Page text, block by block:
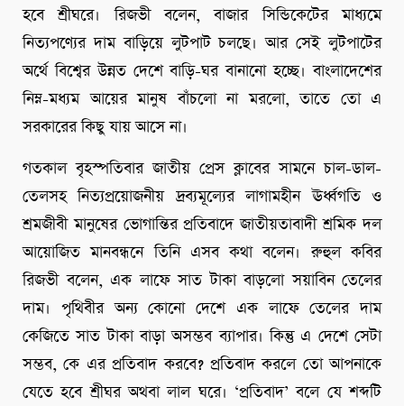
হবে শ্রীঘরে। রিজভী বলেন, বাজার সিন্ডিকেটের মাধ্যমে
নিত্যপণ্যের দাম বাড়িয়ে লুটপাট চলছে। আর সেই লুটপাটের
অর্থে বিশ্বের উন্নত দেশে বাড়ি-ঘর বানানো হচ্ছে। বাংলাদেশের
নিম্ন-মধ্যম আয়ের মানুষ বাঁচলো না মরলো, তাতে তো এ
সরকারের কিছু যায় আসে না।
গতকাল বৃহস্পতিবার জাতীয় প্রেস ক্লাবের সামনে চাল-ডাল-
তেলসহ নিত্যপ্রয়োজনীয় দ্রব্যমূল্যের লাগামহীন ঊর্ধ্বগতি ও
শ্রমজীবী মানুষের ভোগান্তির প্রতিবাদে জাতীয়তাবাদী শ্রমিক দল
আয়োজিত মানবন্ধনে তিনি এসব কথা বলেন। রুহুল কবির
রিজভী বলেন, এক লাফে সাত টাকা বাড়লো সয়াবিন তেলের
দাম। পৃথিবীর অন্য কোনো দেশে এক লাফে তেলের দাম
কেজিতে সাত টাকা বাড়া অসম্ভব ব্যাপার। কিন্তু এ দেশে সেটা
সম্ভব, কে এর প্রতিবাদ করবে? প্রতিবাদ করলে তো আপনাকে
যেতে হবে শ্রীঘর অথবা লাল ঘরে। ‘প্রতিবাদ’ বলে যে শব্দটি